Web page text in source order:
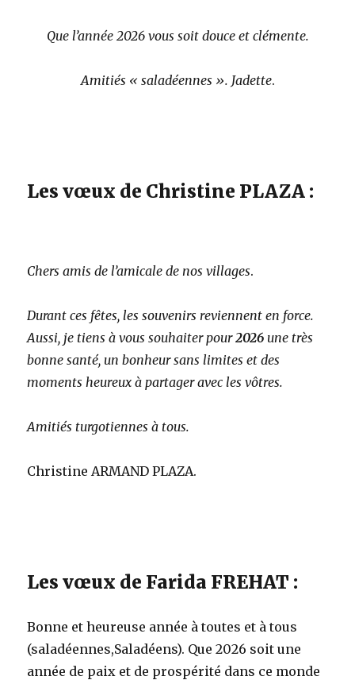
Que l’année 2026 vous soit douce et clémente.
Amitiés « saladéennes ». Jadette.
Les vœux de Christine PLAZA :
Chers amis de l’amicale de nos villages.
Durant ces fêtes, les souvenirs reviennent en force.
Aussi, je tiens à vous souhaiter pour2026 une très
bonne santé, un bonheur sans limites et des
moments heureux à partager avec les vôtres.
Amitiés turgotiennes à tous.
Christine ARMAND PLAZA.
Les vœux de Farida FREHAT :
Bonne et heureuse année à toutes et à tous
(saladéennes,Saladéens). Que 2026 soit une
année de paix et de prospérité dans ce monde